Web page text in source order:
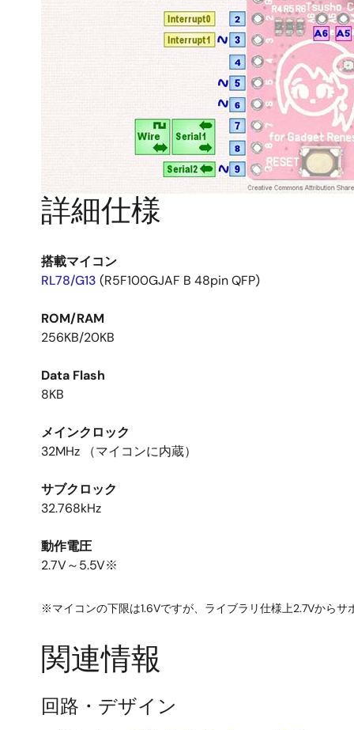
詳細仕様
搭載マイコン
RL78/G13 (R5F100GJAF B 48pin QFP)
ROM/RAM
256KB/20KB
Data Flash
8KB
メインクロック
32MHz （マイコンに内蔵）
サブクロック
32.768kHz
動作電圧
2.7V～5.5V※
※マイコンの下限は1.6Vですが、ライブラリ仕様上2.7Vからサ
関連情報
回路・デザイン